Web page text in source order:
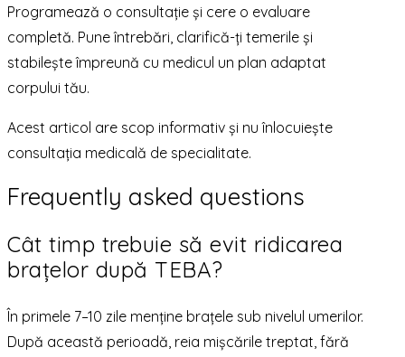
Programează o consultație și cere o evaluare
completă. Pune întrebări, clarifică-ți temerile și
stabilește împreună cu medicul un plan adaptat
corpului tău.
Acest articol are scop informativ și nu înlocuiește
consultația medicală de specialitate.
Frequently asked questions
Cât timp trebuie să evit ridicarea
brațelor după TEBA?
În primele 7–10 zile menține brațele sub nivelul umerilor.
După această perioadă, reia mișcările treptat, fără